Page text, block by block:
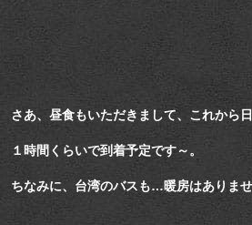
さあ、昼食もいただきまして、これから
１時間くらいで到着予定です～。
ちなみに、台湾のバスも…暖房はありませ